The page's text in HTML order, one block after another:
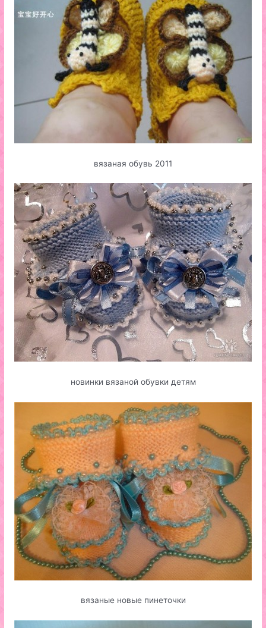
вязаная обувь 2011
новинки вязаной обувки детям
вязаные новые пинеточки